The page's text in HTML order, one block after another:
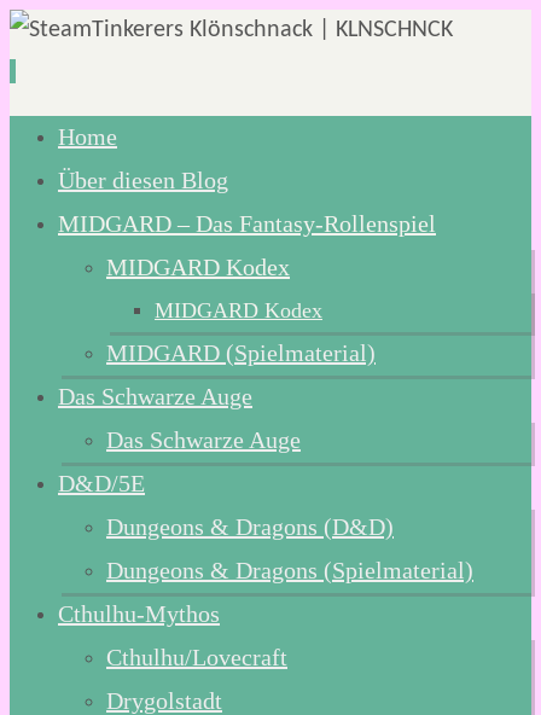
Zum
Inhalt
springen
Home
Über diesen Blog
MIDGARD – Das Fantasy-Rollenspiel
MIDGARD Kodex
MIDGARD Kodex
MIDGARD (Spielmaterial)
Das Schwarze Auge
Das Schwarze Auge
D&D/5E
Dungeons & Dragons (D&D)
Dungeons & Dragons (Spielmaterial)
Cthulhu-Mythos
Cthulhu/Lovecraft
Drygolstadt